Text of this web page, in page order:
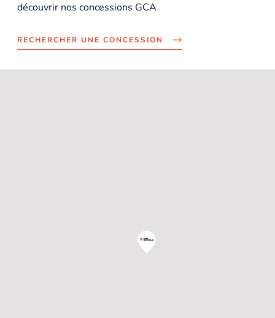
découvrir nos concessions GCA
RECHERCHER UNE CONCESSION